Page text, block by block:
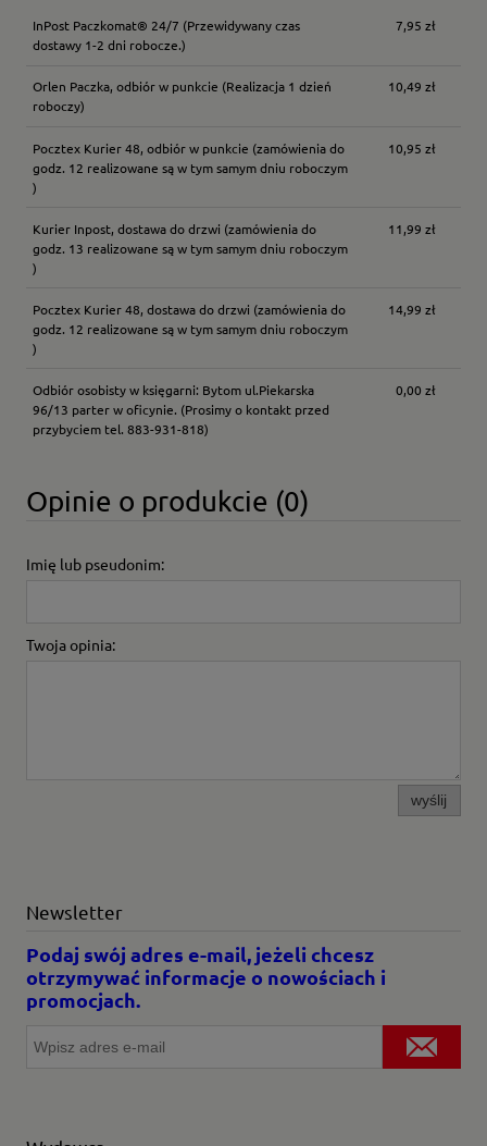
InPost Paczkomat® 24/7 (Przewidywany czas
dostawy 1-2 dni robocze.)
7,95 zł
Orlen Paczka, odbiór w punkcie (Realizacja 1 dzień
roboczy)
10,49 zł
Pocztex Kurier 48, odbiór w punkcie (zamówienia do
godz. 12 realizowane są w tym samym dniu roboczym
)
10,95 zł
Kurier Inpost, dostawa do drzwi (zamówienia do
godz. 13 realizowane są w tym samym dniu roboczym
)
11,99 zł
Pocztex Kurier 48, dostawa do drzwi (zamówienia do
godz. 12 realizowane są w tym samym dniu roboczym
)
14,99 zł
Odbiór osobisty w księgarni: Bytom ul.Piekarska
96/13 parter w oficynie. (Prosimy o kontakt przed
przybyciem tel. 883-931-818)
0,00 zł
Opinie o produkcie (0)
Imię lub pseudonim:
Twoja opinia:
wyślij
Newsletter
Podaj swój adres e-mail, jeżeli chcesz
otrzymywać informacje o nowościach i
promocjach.